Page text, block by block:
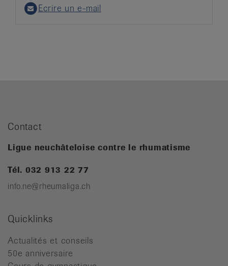
EmailEcrire un e-mail
Contact
Ligue neuchâteloise contre le rhumatisme
Tél. 032 913 22 77
info.ne@rheumaliga.ch
Quicklinks
Actualités et conseils
50e anniversaire